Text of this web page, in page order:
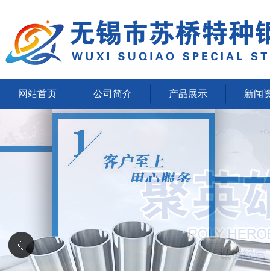
网站首页 公司简介 产品展示 新闻